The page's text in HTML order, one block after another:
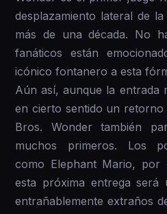
desplazamiento lateral de
más de una década. No
fanáticos están
icónico fontanero a esta
Aún así, aunque la entrada
en cierto sentido un
Bros. Wonder también
muchos primeros. Los
como Elephant Mario, por
esta próxima entrega será
entrañablemente extraños